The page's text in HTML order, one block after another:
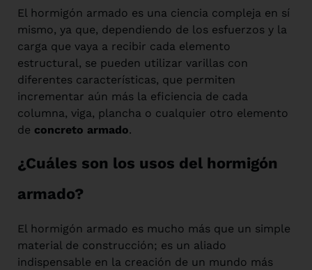
El hormigón armado es una ciencia compleja en sí
mismo, ya que, dependiendo de los esfuerzos y la
carga que vaya a recibir cada elemento
estructural, se pueden utilizar varillas con
diferentes características, que permiten
incrementar aún más la eficiencia de cada
columna, viga, plancha o cualquier otro elemento
de concreto armado.
¿Cuáles son los usos del hormigón
armado?
El hormigón armado es mucho más que un simple
material de construcción; es un aliado
indispensable en la creación de un mundo más